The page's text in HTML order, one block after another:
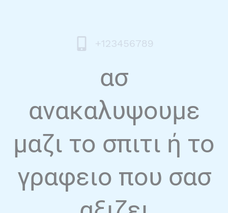
+123456789
ασ
ανακαλυψουμε
μαζι το σπιτι ή το
γραφειο που σασ